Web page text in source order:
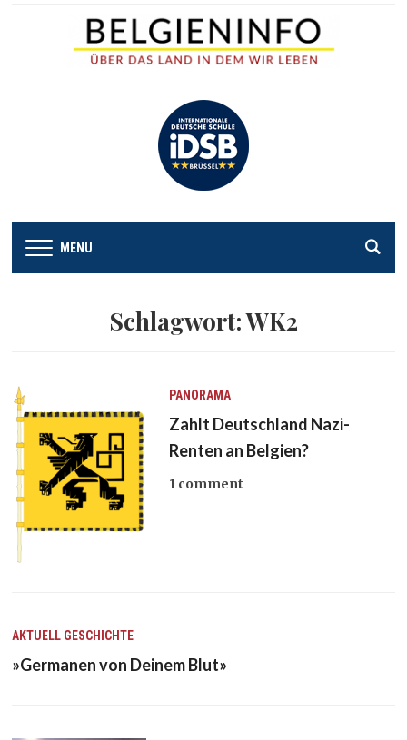
MENU
Schlagwort:WK2
PANORAMA
Zahlt Deutschland Nazi-
Renten an Belgien?
1 comment
AKTUELL GESCHICHTE
»Germanen von Deinem Blut»